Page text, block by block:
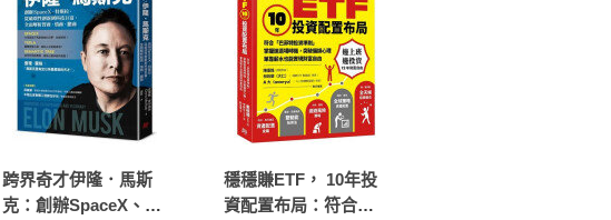
跨界奇才伊隆．馬斯
克：創辦SpaceX、特
穩穩賺ETF， 10年投
資配置布局：符合